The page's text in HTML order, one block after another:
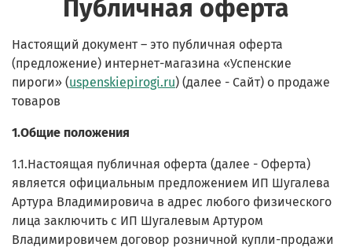
Публичная оферта
Настоящий документ – это публичная оферта
(предложение) интернет-магазина «Успенские
пироги» (uspenskiepirogi.ru) (далее - Сайт) о продаже
товаров
1.Общие положения
1.1.Настоящая публичная оферта (далее - Оферта)
является официальным предложением ИП Шугалева
Артура Владимировича в адрес любого физического
лица заключить с ИП Шугалевым Артуром
Владимировичем договор розничной купли-продажи